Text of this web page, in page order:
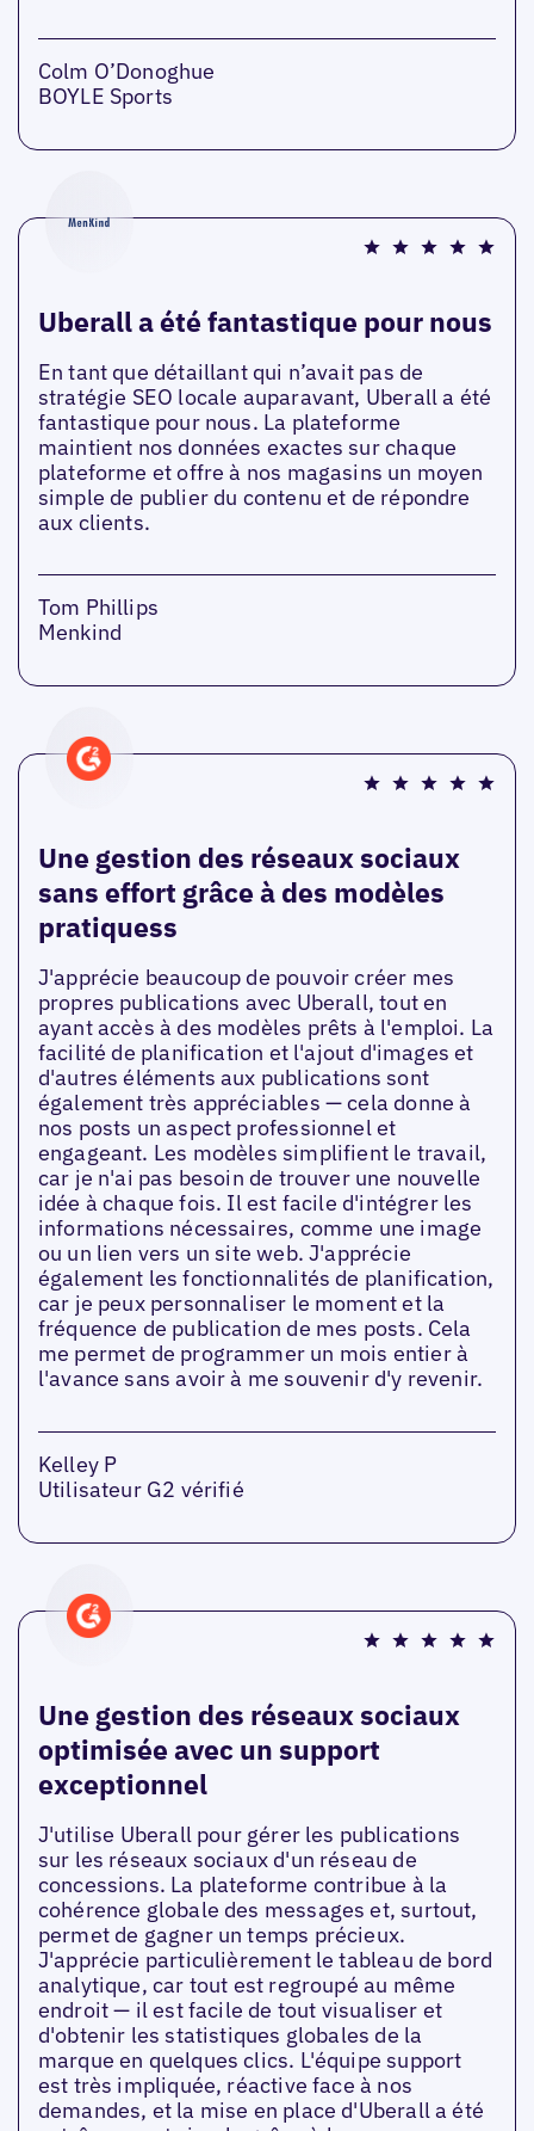
Colm O’Donoghue
BOYLE Sports
Uberall a été fantastique pour nous
En tant que détaillant qui n’avait pas de
stratégie SEO locale auparavant, Uberall a été
fantastique pour nous. La plateforme
maintient nos données exactes sur chaque
plateforme et offre à nos magasins un moyen
simple de publier du contenu et de répondre
aux clients.
Tom Phillips
Menkind
Une gestion des réseaux sociaux
sans effort grâce à des modèles
pratiquess
J'apprécie beaucoup de pouvoir créer mes
propres publications avec Uberall, tout en
ayant accès à des modèles prêts à l'emploi. La
facilité de planification et l'ajout d'images et
d'autres éléments aux publications sont
également très appréciables — cela donne à
nos posts un aspect professionnel et
engageant. Les modèles simplifient le travail,
car je n'ai pas besoin de trouver une nouvelle
idée à chaque fois. Il est facile d'intégrer les
informations nécessaires, comme une image
ou un lien vers un site web. J'apprécie
également les fonctionnalités de planification,
car je peux personnaliser le moment et la
fréquence de publication de mes posts. Cela
me permet de programmer un mois entier à
l'avance sans avoir à me souvenir d'y revenir.
Kelley P
Utilisateur G2 vérifié
Une gestion des réseaux sociaux
optimisée avec un support
exceptionnel
J'utilise Uberall pour gérer les publications
sur les réseaux sociaux d'un réseau de
concessions. La plateforme contribue à la
cohérence globale des messages et, surtout,
permet de gagner un temps précieux.
J'apprécie particulièrement le tableau de bord
analytique, car tout est regroupé au même
endroit — il est facile de tout visualiser et
d'obtenir les statistiques globales de la
marque en quelques clics. L'équipe support
est très impliquée, réactive face à nos
demandes, et la mise en place d'Uberall a été